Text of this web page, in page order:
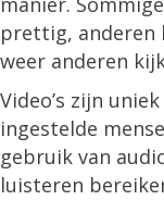
prettig, anderen
weer anderen
Video’s zijn
ingestelde
gebruik van
luisteren